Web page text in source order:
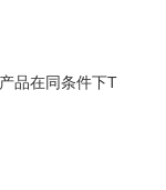
品在同条件下T